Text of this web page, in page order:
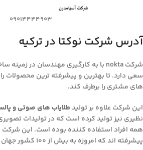
09014444903
آدرس شرکت نوکتا در ترکیه
شرکت nokta با به کارگیری مهندسان در زمینه ساخت
سعی دارد. تا بهترین و پیشرفته ترین محصولات را
های مشتری را برطرف کند.
این شرکت علاوه بر تولیدطلایاب های صوتی و
نظیری نیز تولید کرده است که در تولیدات
همه افراد استفاده کننده بوده است. این شرکت
پیشرفته اند که امروزه به بیش از 100 کشور جهان صادر می شوند.